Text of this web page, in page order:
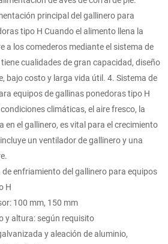
principal del gallinero para
tipo H Cuando el alimento llena la
a los comederos mediante el sistema de
cualidades de gran capacidad, diseño
bajo costo y larga vida útil. 4. Sistema de
equipos de gallinas ponedoras tipo H
climáticas, el aire fresco, la
en el gallinero, es vital para el crecimiento
un ventilador de gallinero y una
enfriamiento del gallinero para equipos
H
100 mm, 150 mm
y altura: según requisito
y aleación de aluminio,